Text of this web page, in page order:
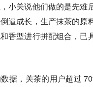
小关说他们做的是先难
逼成长，生产抹茶的原
香型进行拼配组合，已
据，关茶的用户超过